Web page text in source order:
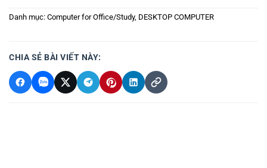
Danh mục: Computer for Office/Study, DESKTOP COMPUTER
CHIA SẺ BÀI VIẾT NÀY: